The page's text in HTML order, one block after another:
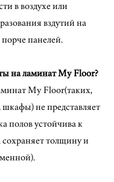
в воздухе или
вздутий на
панелей.
на ламинат My Floor?
My Floor(таких,
не представляет
полов устойчива к
сохраняет толщину и